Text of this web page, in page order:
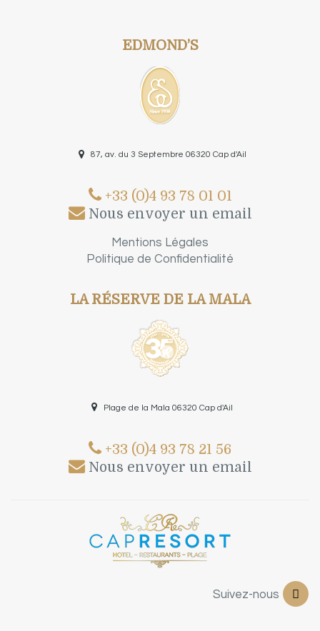
EDMOND’S
87, av. du 3 Septembre 06320 Cap d'Ail
+33 (0)4 93 78 01 01
Nous envoyer un email
Mentions Légales
Politique de Confidentialité
LA RÉSERVE DE LA MALA
Plage de la Mala 06320 Cap d'Ail
+33 (0)4 93 78 21 56
Nous envoyer un email
Suivez-nous